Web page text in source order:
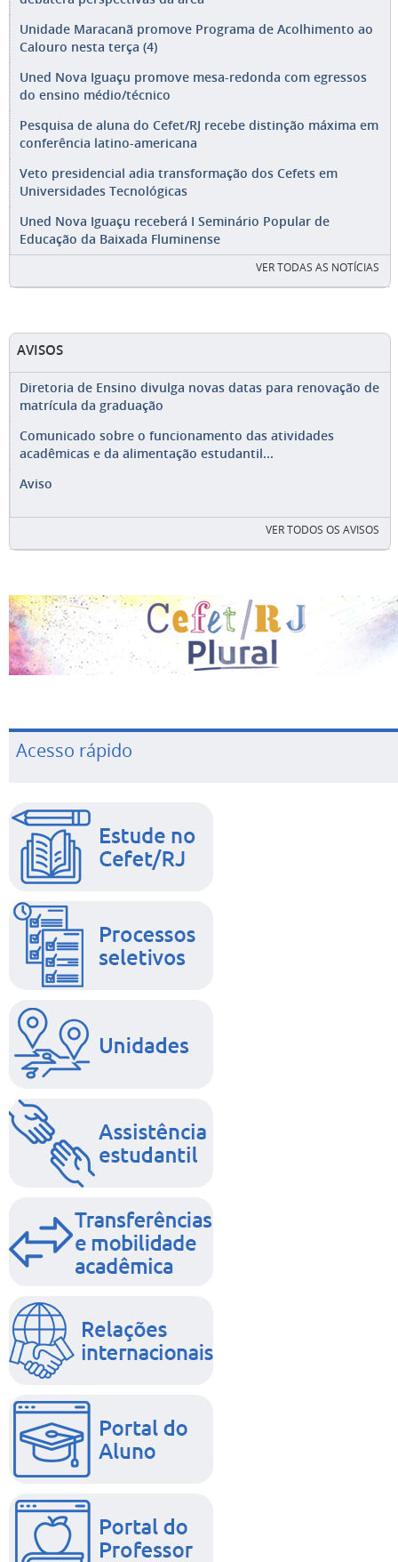
Unidade Maracanã promove Programa de Acolhimento ao
Calouro nesta terça (4)
Uned Nova Iguaçu promove mesa-redonda com egressos
do ensino médio/técnico
Pesquisa de aluna do Cefet/RJ recebe distinção máxima em
conferência latino-americana
Veto presidencial adia transformação dos Cefets em
Universidades Tecnológicas
Uned Nova Iguaçu receberá I Seminário Popular de
Educação da Baixada Fluminense
VER TODAS AS NOTÍCIAS
AVISOS
Diretoria de Ensino divulga novas datas para renovação de
matrícula da graduação
Comunicado sobre o funcionamento das atividades
acadêmicas e da alimentação estudantil...
Aviso
VER TODOS OS AVISOS
Acesso rápido